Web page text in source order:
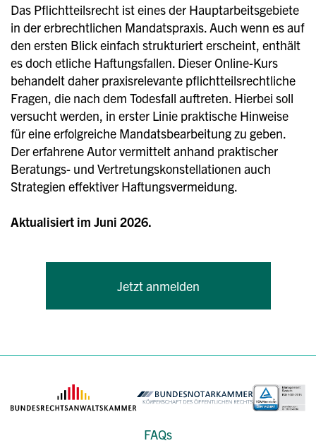
Das Pflichtteilsrecht ist eines der Hauptarbeitsgebiete
in der erbrechtlichen Mandatspraxis. Auch wenn es auf
den ersten Blick einfach strukturiert erscheint, enthält
es doch etliche Haftungsfallen. Dieser Online-Kurs
behandelt daher praxisrelevante pflichtteilsrechtliche
Fragen, die nach dem Todesfall auftreten. Hierbei soll
versucht werden, in erster Linie praktische Hinweise
für eine erfolgreiche Mandatsbearbeitung zu geben.
Der erfahrene Autor vermittelt anhand praktischer
Beratungs- und Vertretungskonstellationen auch
Strategien effektiver Haftungsvermeidung.
Aktualisiert im Juni 2026.
Jetzt anmelden
FAQs